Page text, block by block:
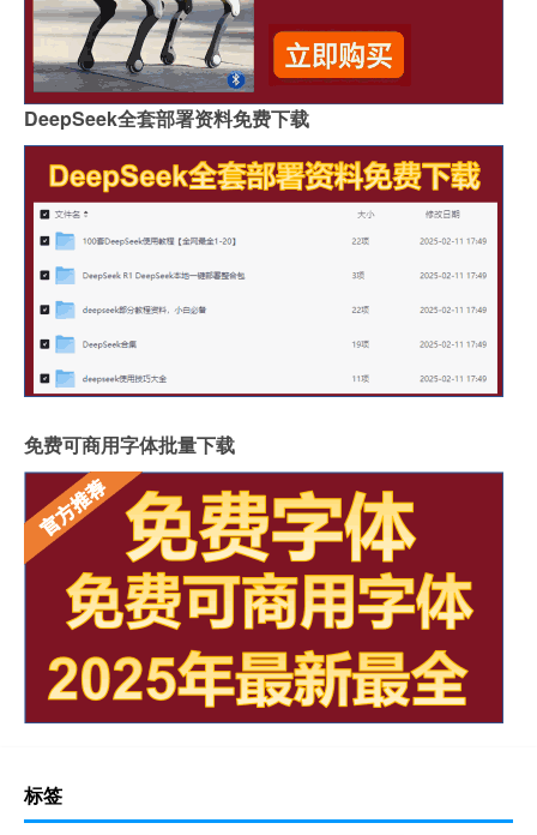
DeepSeek全套部署资料免费下载
免费可商用字体批量下载
标签